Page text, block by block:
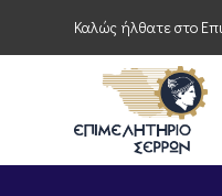
Καλώς ήλθατε στο